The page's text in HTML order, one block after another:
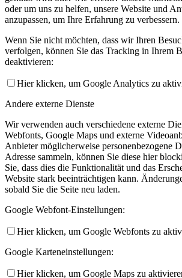
oder um uns zu helfen, unsere Website und
anzupassen, um Ihre Erfahrung zu verbessern.
Wenn Sie nicht möchten, dass wir Ihren
verfolgen, können Sie das Tracking in Ihrem
deaktivieren:
Hier klicken, um Google Analytics zu
Andere externe Dienste
Wir verwenden auch verschiedene externe
Webfonts, Google Maps und externe
Anbieter möglicherweise personenbezogene
Adresse sammeln, können Sie diese hier
Sie, dass dies die Funktionalität und das
Website stark beeinträchtigen kann.
sobald Sie die Seite neu laden.
Google Webfont-Einstellungen:
Hier klicken, um Google Webfonts zu
Google Karteneinstellungen:
Hier klicken, um Google Maps zu